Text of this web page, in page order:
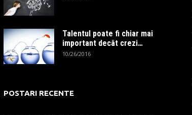
Talentul poate fi chiar mai
important decât crezi…
10/26/2016
POSTARI RECENTE